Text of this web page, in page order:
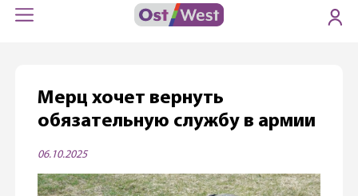
Мерц хочет вернуть
обязательную службу в армии
06.10.2025